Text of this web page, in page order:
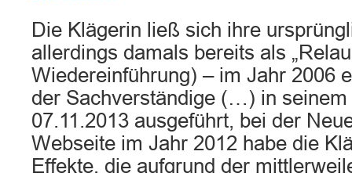
Die Klägerin ließ sich ihre
allerdings damals bereits als
Wiedereinführung) – im Jahr 2006
der Sachverständige (…) in seinem
07.11.2013 ausgeführt, bei der
Webseite im Jahr 2012 habe die
Effekte, die aufgrund der